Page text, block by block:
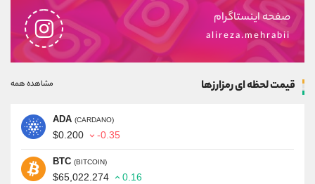
صفحه اینستاگرام
alireza.mehrabii
قیمت لحظه ای رمزارزها مشاهده همه
ADA (CARDANO)
$0.200 -0.35
BTC (BITCOIN)
$65,022.274 0.16